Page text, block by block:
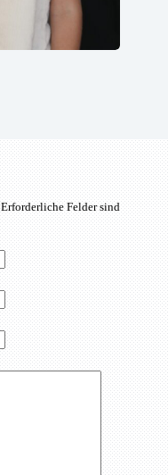
Erforderliche Felder sind